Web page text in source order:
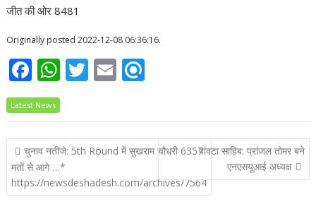
जीत की ओर 8481
Originally posted 2022-12-08 06:36:16.
F
ac
e
b
o
o
k
W
at
s
A
p
p
T
itt
er
E
ai
l
i
n
d
Latest News
Post
navigation
चुनाव नतीजे: 5th Round में सुखराम चौधरी 6357
मतों से आगे …*
https://newsdeshadesh.com/archives/7564
पांवटा साहिब: प्रांजल तोमर बने
एनएसयूआई अध्यक्ष